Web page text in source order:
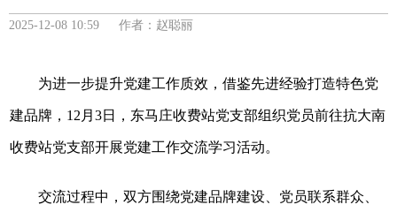
2025-12-08 10:59 作者：赵聪丽
为进一步提升党建工作质效，借鉴先进经验打造特色党
建品牌，12月3日，东马庄收费站党支部组织党员前往抗大南
收费站党支部开展党建工作交流学习活动。
交流过程中，双方围绕党建品牌建设、党员联系群众、